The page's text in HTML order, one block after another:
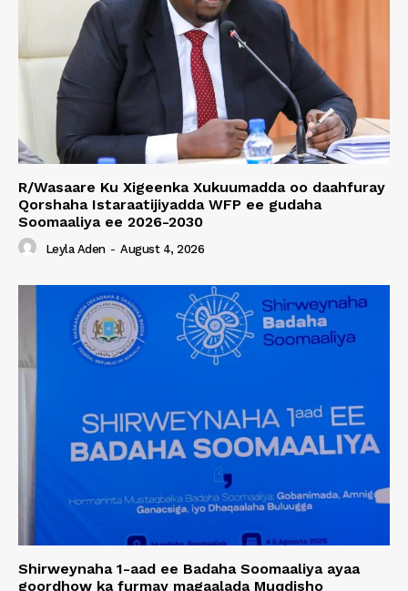
R/Wasaare Ku Xigeenka Xukuumadda oo daahfuray
Qorshaha Istaraatijiyadda WFP ee gudaha
Soomaaliya ee 2026-2030
Leyla Aden - August 4, 2026
Shirweynaha 1-aad ee Badaha Soomaaliya ayaa
goordhow ka furmay magaalada Muqdisho